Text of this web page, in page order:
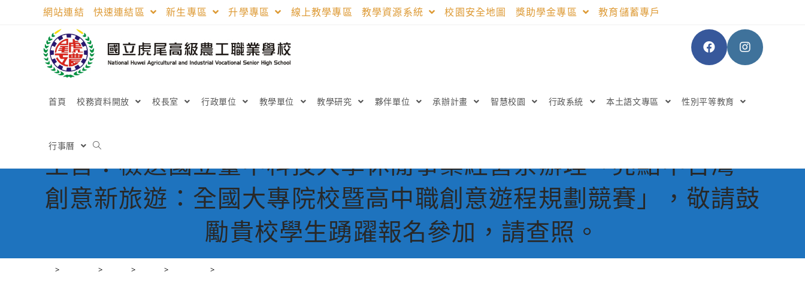
網站連結 快速連結區 新生專區 升學專區 線上教學專區 教學資源系統 校園安全地圖 獎助學金專區 教育儲蓄專戶
首頁 校務資料開放 校長室 行政單位 教學單位 教學研究 夥伴單位 承辦計畫 智慧校園 行政系統 本土語文專區 性別平等教育
行事曆
主旨：檢送國立臺中科技大學休閒事業經營系辦理「亮點中台灣‧
創意新旅遊：全國大專院校暨高中職創意遊程規劃競賽」，敬請鼓
勵貴校學生踴躍報名參加，請查照。
> > > > >